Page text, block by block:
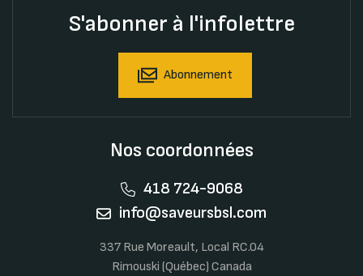
S'abonner à l'infolettre
Abonnement
Nos coordonnées
418 724-9068
info@saveursbsl.com
337 Rue Moreault, Local RC.04
Rimouski (Québec) Canada